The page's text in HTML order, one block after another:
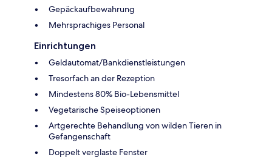
Gepäckaufbewahrung
Mehrsprachiges Personal
Einrichtungen
Geldautomat/Bankdienstleistungen
Tresorfach an der Rezeption
Mindestens 80% Bio-Lebensmittel
Vegetarische Speiseoptionen
Artgerechte Behandlung von wilden Tieren in
Gefangenschaft
Doppelt verglaste Fenster